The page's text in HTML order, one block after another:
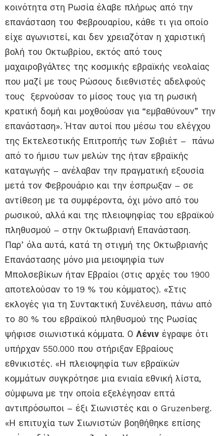
κοινότητα στη Ρωσία έλαβε πλήρως από την
επανάσταση του Φεβρουαρίου, κάθε τι για οποίο
είχε αγωνιστεί, και δεν χρειαζόταν η χαριστική
βολή του Οκτωβρίου, εκτός από τους
μαχαιροβγάλτες της κοσμικής εβραϊκής νεολαίας
που μαζί με τους Ρώσους διεθνιστές αδελφούς
τους ξερνούσαν το μίσος τους για τη ρωσική
κρατική δομή και μοχθούσαν για “εμβαθύνουν” την
επανάσταση». Ήταν αυτοί που μέσω του ελέγχου
της Εκτελεστικής Επιτροπής των Σοβιέτ – πάνω
από το ήμισυ των μελών της ήταν εβραϊκής
καταγωγής – ανέλαβαν την πραγματική εξουσία
μετά τον Φεβρουάριο και την έσπρωξαν – σε
αντίθεση με τα συμφέροντα, όχι μόνο από του
ρωσικού, αλλά και της πλειοψηφίας του εβραϊκού
πληθυσμού – στην Οκτωβριανή Επανάσταση.
Παρ’ όλα αυτά, κατά τη στιγμή της Οκτωβριανής
Επανάστασης μόνο μια μειοψηφία των
Μπολσεβίκων ήταν Εβραίοι (στις αρχές του 1900
αποτελούσαν το 19 % του κόμματος). «Στις
εκλογές για τη Συντακτική Συνέλευση, πάνω από
το 80 % του εβραϊκού πληθυσμού της Ρωσίας
ψήφισε σιωνιστικά κόμματα. Ο Λένιν έγραψε ότι
υπήρχαν 550.000 που στήριξαν Εβραίους
εθνικιστές. «Η πλειοψηφία των εβραϊκών
κομμάτων συγκρότησε μια ενιαία εθνική λίστα,
σύμφωνα με την οποία εξελέγησαν επτά
αντιπρόσωποι – έξι Σιωνιστές και ο Gruzenberg.
«Η επιτυχία των Σιωνιστών βοηθήθηκε επίσης